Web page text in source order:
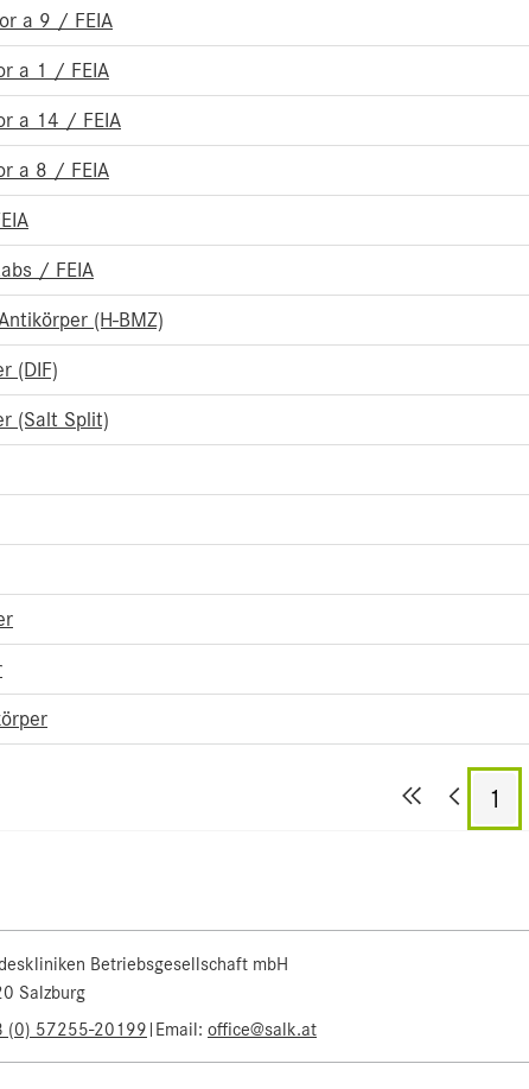
a 9 / FEIA
a 1 / FEIA
a 14 / FEIA
a 8 / FEIA
/ FEIA
(H-BMZ)
(DIF)
(Salt Split)
1
Betriebsgesellschaft mbH
Salzburg
(0) 57255-20199 | Email: office@salk.at